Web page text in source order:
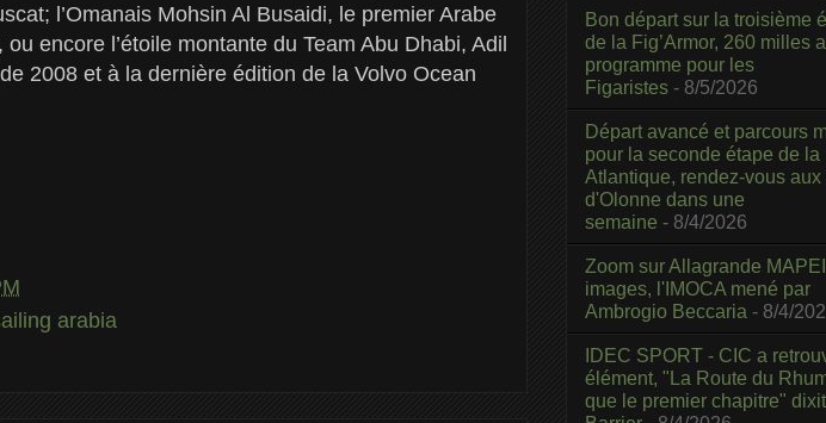
l’Omanais Mohsin Al Busaidi, le premier Arabe
encore l’étoile montante du Team Abu Dhabi, Adil
2008 et à la dernière édition de la Volvo Ocean
arabia
Bon départ sur la troisième
de la Fig’Armor, 260 milles
programme pour les
Figaristes - 8/5/2026
Départ avancé et parcours
pour la seconde étape de la
Atlantique, rendez-vous
d'Olonne dans une
semaine - 8/4/2026
Zoom sur Allagrande
images, l'IMOCA mené par
Ambrogio Beccaria - 8/4/
IDEC SPORT - CIC a
élément, "La Route du
que le premier chapitre"